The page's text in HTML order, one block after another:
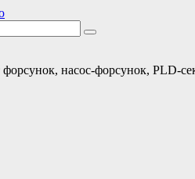
насос-форсунок, PLD-